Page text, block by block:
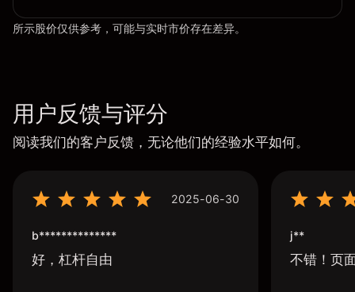
所示股价仅供参考，可能与实时市价存在差异。
用户反馈与评分
阅读我们的客户反馈，无论他们的经验水平如何。
2025-06-30
b**************
好，杠杆自由
j**
不错！页